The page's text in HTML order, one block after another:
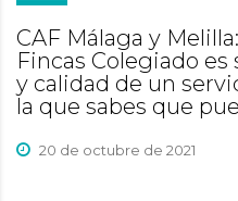
CAF Málaga y
Fincas Colegiado
y calidad de un
la que sabes que
20 de octubre de 2021